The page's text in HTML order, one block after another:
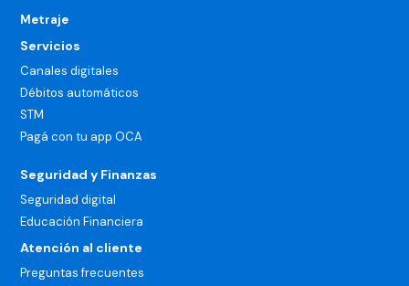
Metraje
Servicios
Canales digitales
Débitos automáticos
STM
Pagá con tu app OCA
Seguridad y Finanzas
Seguridad digital
Educación Financiera
Atención al cliente
Preguntas frecuentes